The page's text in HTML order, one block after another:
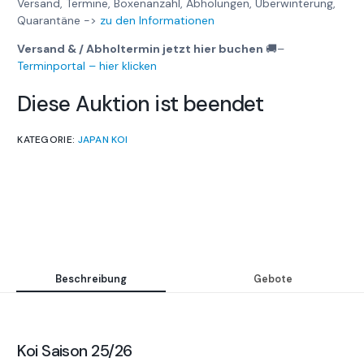
Versand, Termine, Boxenanzahl, Abholungen, Überwinterung,
Quarantäne -> zu den Informationen
Versand & / Abholtermin jetzt hier buchen 🚚–
Terminportal – hier klicken
Diese Auktion ist beendet
KATEGORIE: JAPAN KOI
Beschreibung Gebote
Koi Saison 25/26